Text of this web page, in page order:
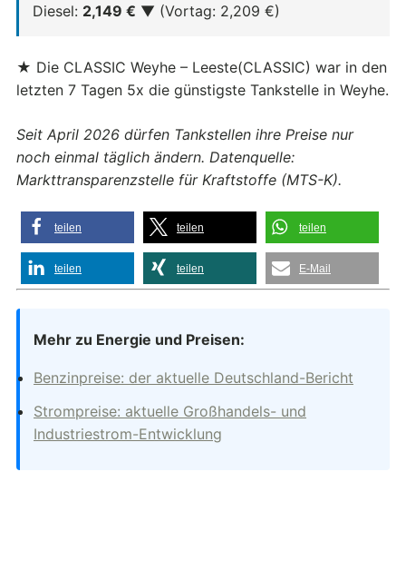
Diesel: 2,149 € ▼ (Vortag: 2,209 €)
★ Die CLASSIC Weyhe – Leeste(CLASSIC) war in den
letzten 7 Tagen 5x die günstigste Tankstelle in Weyhe.
Seit April 2026 dürfen Tankstellen ihre Preise nur
noch einmal täglich ändern. Datenquelle:
Markttransparenzstelle für Kraftstoffe (MTS-K).
teilen teilen teilen
teilen teilen E-Mail
Mehr zu Energie und Preisen:
Benzinpreise: der aktuelle Deutschland-Bericht
Strompreise: aktuelle Großhandels- und
Industriestrom-Entwicklung